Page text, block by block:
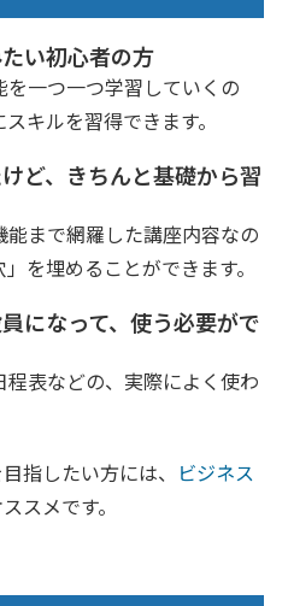
い初心者の方
一つ一つ学習していくの
キルを習得できます。
ど、きちんと基礎から習
まで網羅した講座内容なの
を埋めることができます。
になって、使う必要がで
表などの、実際によく使わ
指したい方には、 ビジネス
スメです。